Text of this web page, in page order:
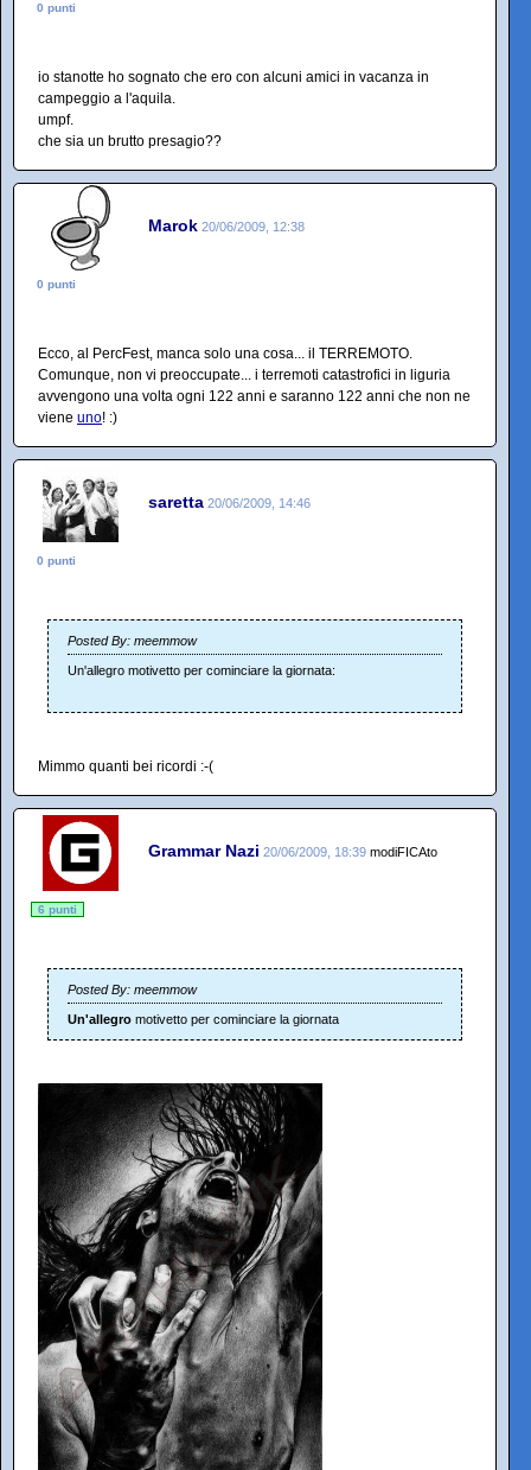
0 punti
io stanotte ho sognato che ero con alcuni amici in vacanza in
campeggio a l'aquila.
umpf.
che sia un brutto presagio??
Marok 20/06/2009, 12:38
0 punti
Ecco, al PercFest, manca solo una cosa... il TERREMOTO.
Comunque, non vi preoccupate... i terremoti catastrofici in liguria
avvengono una volta ogni 122 anni e saranno 122 anni che non ne
viene uno! :)
saretta 20/06/2009, 14:46
0 punti
Posted By: meemmow
Un'allegro motivetto per cominciare la giornata:
Mimmo quanti bei ricordi :-(
Grammar Nazi 20/06/2009, 18:39 modiFICAto
6 punti
Posted By: meemmow
Un'allegro motivetto per cominciare la giornata